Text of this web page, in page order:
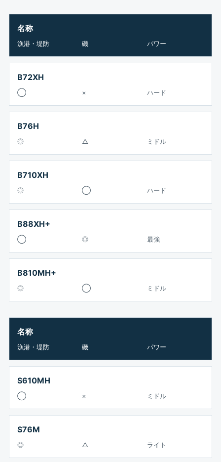
名称
漁港・堤防 磯 パワー
B72XH
◯ × ハード
B76H
◎ △ ミドル
B710XH
◎ ◯ ハード
B88XH+
◯ ◎ 最強
B810MH+
◎ ◯ ミドル
名称
漁港・堤防 磯 パワー
S610MH
◯ × ミドル
S76M
◎ △ ライト